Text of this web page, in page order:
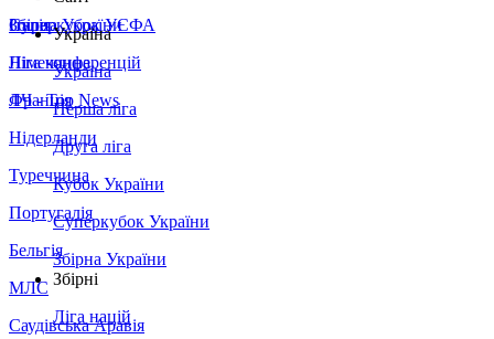
Збірна України
Італія
Німеччина
Франція
Нідерланди
Туреччина
Португалія
Бельгія
МЛС
Саудівська Аравія
Суперкубок УЄФА
Ліга конференцій
ЛЧ - Top News
Україна
Україна
Перша ліга
Друга ліга
Кубок України
Суперкубок України
Збірна України
Збірні
Ліга націй